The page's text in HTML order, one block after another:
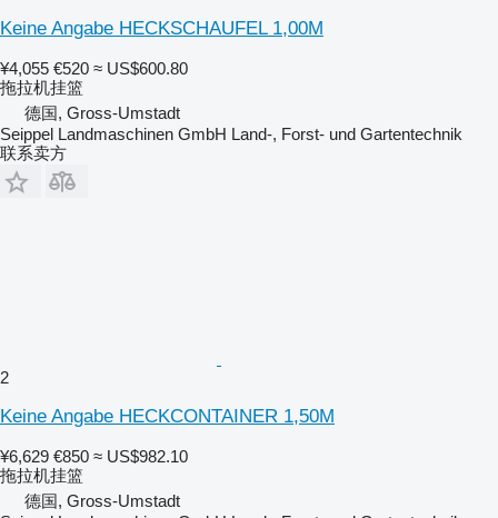
Keine Angabe HECKSCHAUFEL 1,00M
¥4,055 €520 ≈ US$600.80
拖拉机挂篮
德国, Gross-Umstadt
Seippel Landmaschinen GmbH Land-, Forst- und Gartentechnik
联系卖方
2
Keine Angabe HECKCONTAINER 1,50M
¥6,629 €850 ≈ US$982.10
拖拉机挂篮
德国, Gross-Umstadt